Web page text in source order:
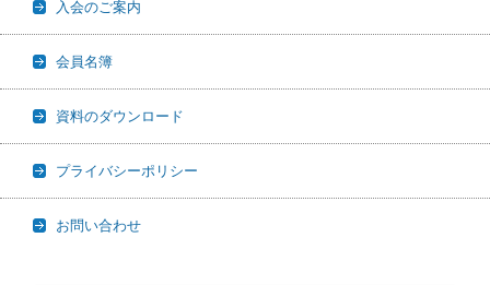
入会のご案内
会員名簿
資料のダウンロード
プライバシーポリシー
お問い合わせ